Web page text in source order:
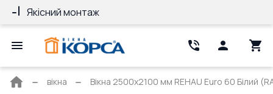
Якісний монтаж
Головна
вікна Вікна 2500x2100 мм REHAU Euro 60 Білий